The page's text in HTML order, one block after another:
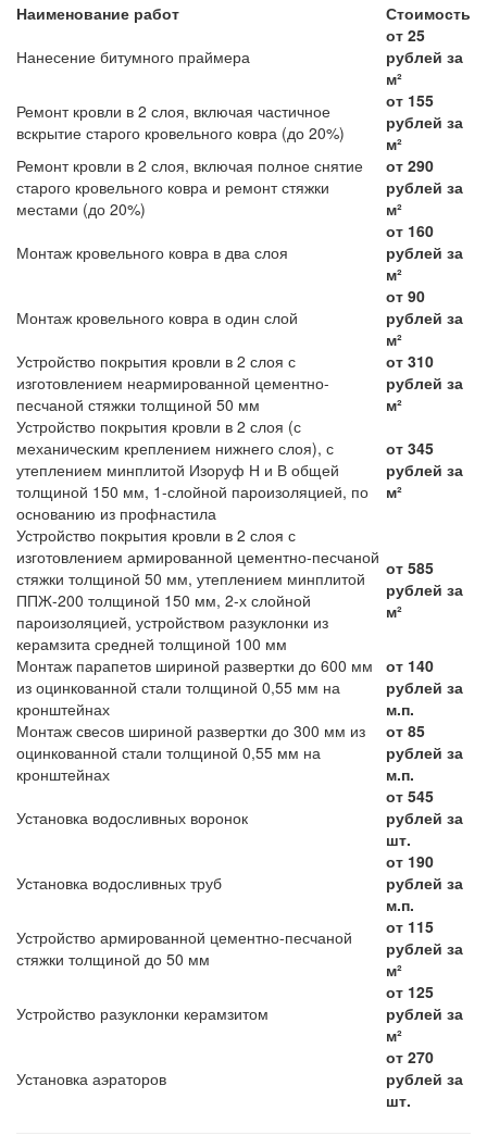
Наименование работ
Стоимость
Нанесение битумного праймера
от 25
рублей за
м²
Ремонт кровли в 2 слоя, включая частичное
вскрытие старого кровельного ковра (до 20%)
от 155
рублей за
м²
Ремонт кровли в 2 слоя, включая полное снятие
старого кровельного ковра и ремонт стяжки
местами (до 20%)
от 290
рублей за
м²
Монтаж кровельного ковра в два слоя
от 160
рублей за
м²
Монтаж кровельного ковра в один слой
от 90
рублей за
м²
Устройство покрытия кровли в 2 слоя с
изготовлением неармированной цементно-
песчаной стяжки толщиной 50 мм
от 310
рублей за
м²
Устройство покрытия кровли в 2 слоя (с
механическим креплением нижнего слоя), с
утеплением минплитой Изоруф Н и В общей
толщиной 150 мм, 1-слойной пароизоляцией, по
основанию из профнастила
от 345
рублей за
м²
Устройство покрытия кровли в 2 слоя с
изготовлением армированной цементно-песчаной
стяжки толщиной 50 мм, утеплением минплитой
ППЖ-200 толщиной 150 мм, 2-х слойной
пароизоляцией, устройством разуклонки из
керамзита средней толщиной 100 мм
от 585
рублей за
м²
Монтаж парапетов шириной развертки до 600 мм
из оцинкованной стали толщиной 0,55 мм на
кронштейнах
от 140
рублей за
м.п.
Монтаж свесов шириной развертки до 300 мм из
оцинкованной стали толщиной 0,55 мм на
кронштейнах
от 85
рублей за
м.п.
Установка водосливных воронок
от 545
рублей за
шт.
Установка водосливных труб
от 190
рублей за
м.п.
Устройство армированной цементно-песчаной
стяжки толщиной до 50 мм
от 115
рублей за
м²
Устройство разуклонки керамзитом
от 125
рублей за
м²
Установка аэраторов
от 270
рублей за
шт.